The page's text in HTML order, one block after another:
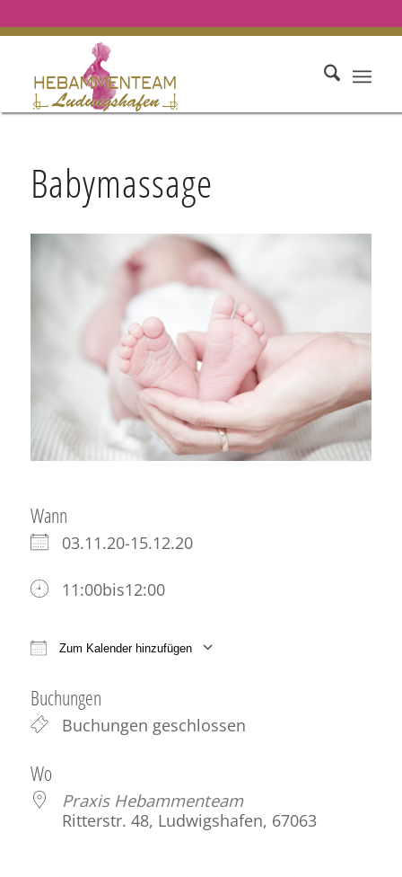
Babymassage
Wann
03.11.20-15.12.20
11:00bis12:00
Zum Kalender hinzufügen
Buchungen
Buchungen geschlossen
Wo
Praxis Hebammenteam
Ritterstr. 48, Ludwigshafen, 67063